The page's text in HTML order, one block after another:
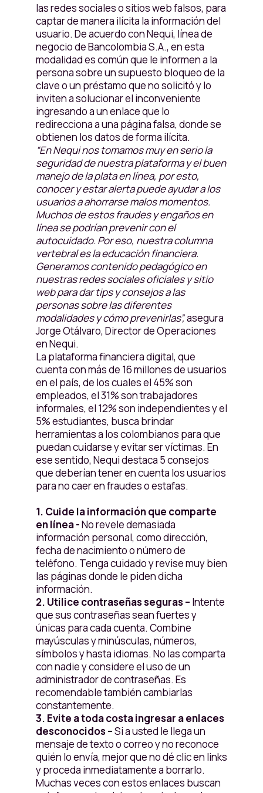
las redes sociales o sitios web falsos, para
captar de manera ilícita la información del
usuario. De acuerdo con Nequi, línea de
negocio de Bancolombia S.A., en esta
modalidad es común que le informen a la
persona sobre un supuesto bloqueo de la
clave o un préstamo que no solicitó y lo
inviten a solucionar el inconveniente
ingresando a un enlace que lo
redirecciona a una página falsa, donde se
obtienen los datos de forma ilícita.
“En Nequi nos tomamos muy en serio la
seguridad de nuestra plataforma y el buen
manejo de la plata en línea, por esto,
conocer y estar alerta puede ayudar a los
usuarios a ahorrarse malos momentos.
Muchos de estos fraudes y engaños en
línea se podrían prevenir con el
autocuidado. Por eso, nuestra columna
vertebral es la educación financiera.
Generamos contenido pedagógico en
nuestras redes sociales oficiales y sitio
web para dar tips y consejos a las
personas sobre las diferentes
modalidades y cómo prevenirlas”,asegura
Jorge Otálvaro, Director de Operaciones
en Nequi.
La plataforma financiera digital, que
cuenta con más de 16 millones de usuarios
en el país, de los cuales el 45% son
empleados, el 31% son trabajadores
informales, el 12% son independientes y el
5% estudiantes, busca brindar
herramientas a los colombianos para que
puedan cuidarse y evitar ser víctimas. En
ese sentido, Nequi destaca 5 consejos
que deberían tener en cuenta los usuarios
para no caer en fraudes o estafas.
1. Cuide la información que comparte
en línea -No revele demasiada
información personal, como dirección,
fecha de nacimiento o número de
teléfono. Tenga cuidado y revise muy bien
las páginas donde le piden dicha
información.
2. Utilice contraseñas seguras – Intente
que sus contraseñas sean fuertes y
únicas para cada cuenta. Combine
mayúsculas y minúsculas, números,
símbolos y hasta idiomas. No las comparta
con nadie y considere el uso de un
administrador de contraseñas. Es
recomendable también cambiarlas
constantemente.
3. Evite a toda costa ingresar a enlaces
desconocidos –Si a usted le llega un
mensaje de texto o correo y no reconoce
quién lo envía, mejor que no dé clic en links
y proceda inmediatamente a borrarlo.
Muchas veces con estos enlaces buscan